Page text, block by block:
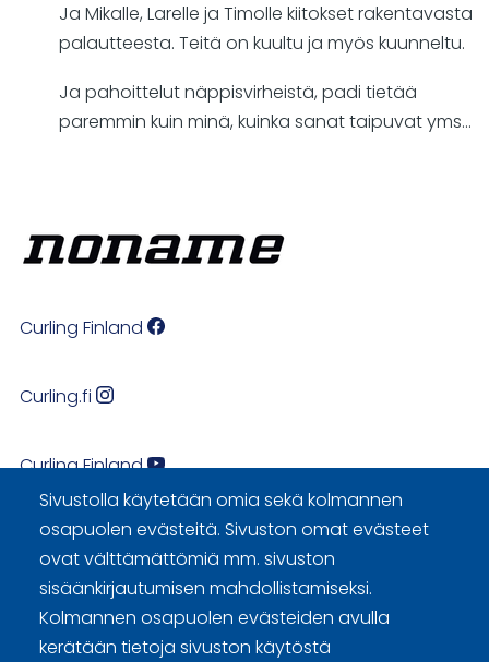
Ja Mikalle, Larelle ja Timolle kiitokset rakentavasta
palautteesta. Teitä on kuultu ja myös kuunneltu.
Ja pahoittelut näppisvirheistä, padi tietää
paremmin kuin minä, kuinka sanat taipuvat yms...
Sivustolla käytetään omia sekä kolmannen
osapuolen evästeitä. Sivuston omat evästeet
ovat välttämättömiä mm. sivuston
sisäänkirjautumisen mahdollistamiseksi.
Kolmannen osapuolen evästeiden avulla
kerätään tietoja sivuston käytöstä
Curling Finland
Curling.fi
Curling Finland
Sivuston käyttöehdot ja sisällön käyttöoikeudet
Tietosuojaselosteet
Tietoa evästeistä